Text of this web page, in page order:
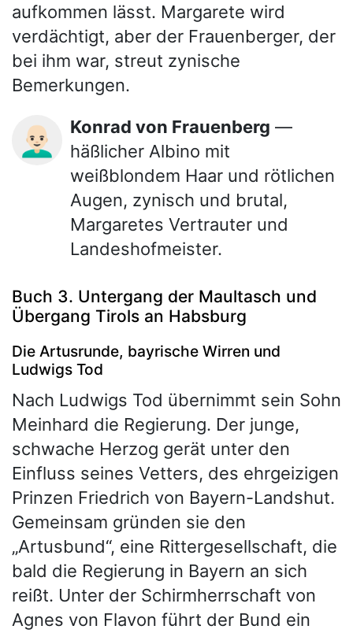
aufkommen lässt. Margarete wird
verdächtigt, aber der Frauenberger, der
bei ihm war, streut zynische
Bemerkungen.
👨🏻‍🦲 Konrad von Frauenberg —
häßlicher Albino mit
weißblondem Haar und rötlichen
Augen, zynisch und brutal,
Margaretes Vertrauter und
Landeshofmeister.
Buch 3. Untergang der Maultasch und
Übergang Tirols an Habsburg
Die Artusrunde, bayrische Wirren und
Ludwigs Tod
Nach Ludwigs Tod übernimmt sein Sohn
Meinhard die Regierung. Der junge,
schwache Herzog gerät unter den
Einfluss seines Vetters, des ehrgeizigen
Prinzen Friedrich von Bayern-Landshut.
Gemeinsam gründen sie den
„Artusbund“, eine Rittergesellschaft, die
bald die Regierung in Bayern an sich
reißt. Unter der Schirmherrschaft von
Agnes von Flavon führt der Bund ein